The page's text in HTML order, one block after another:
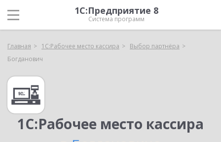
1С:Предприятие 8
Система программ
Главная 1С:Рабочее место кассира
Выбор партнёра
Богданович
1С:Рабочее место кассира